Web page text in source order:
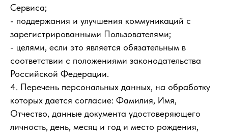
Сервиса;
- поддержания и улучшения коммуникаций с
зарегистрированными Пользователями;
- целями, если это является обязательным в
соответствии с положениями законодательства
Российской Федерации.
4. Перечень персональных данных, на обработку
которых дается согласие: Фамилия, Имя,
Отчество, данные документа удостоверяющего
личность, день, месяц и год и место рождения,